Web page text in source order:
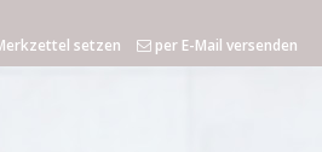
setzen per E-Mail versenden